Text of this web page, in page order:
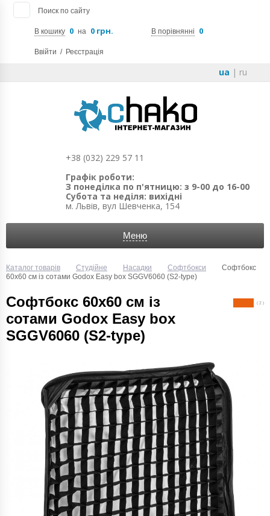
Поиск по сайту
В кошику 0 на 0 грн. В порівнянні 0
Ввійти / Реєстрація
ua | ru
+38 (032) 229 57 11
Графік роботи:
З понеділка по п'ятницю: з 9-00 до 16-00
Субота та неділя: вихідні
м. Львів, вул Шевченка, 154
Меню
Каталог товарів Студійне Насадки Софтбокси
Софтбокс
60х60 см із cотами Godox Easy box SGGV6060 (S2-type)
Софтбокс 60х60 см із
cотами Godox Easy box
SGGV6060 (S2-type)
( 2 )